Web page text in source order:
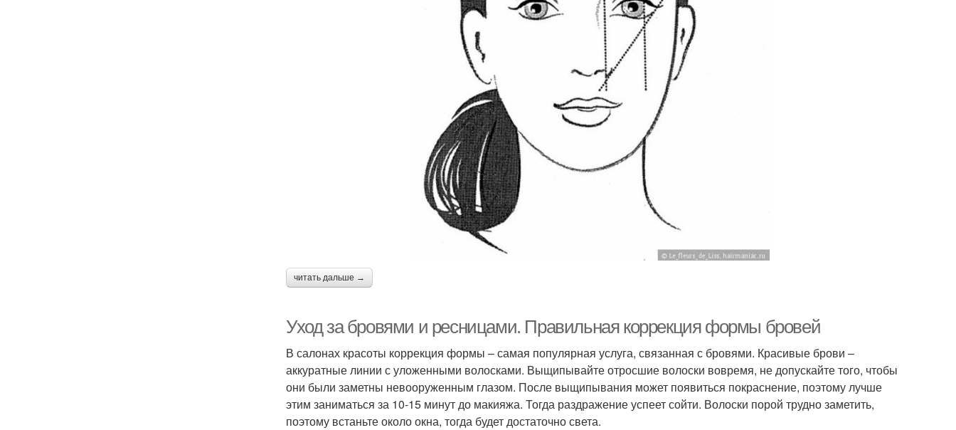
читать дальше →
Уход за бровями и ресницами. Правильная коррекция формы бровей
В салонах красоты коррекция формы – самая популярная услуга, связанная с бровями. Красивые брови –
аккуратные линии с уложенными волосками. Выщипывайте отросшие волоски вовремя, не допускайте того, чтобы
они были заметны невооруженным глазом. После выщипывания может появиться покраснение, поэтому лучше
этим заниматься за 10-15 минут до макияжа. Тогда раздражение успеет сойти. Волоски порой трудно заметить,
поэтому встаньте около окна, тогда будет достаточно света.